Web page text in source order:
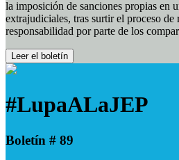
la imposición de sanciones propias en
extrajudiciales, tras surtir el proceso
responsabilidad por parte de los
Leer el boletín
#LupaALaJEP
Boletín # 89